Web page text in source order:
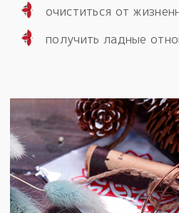
очиститься от
получить ладные